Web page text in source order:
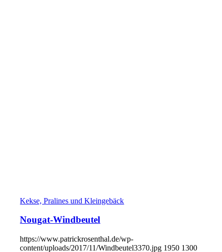
Kekse, Pralines und Kleingebäck
Nougat-Windbeutel
https://www.patrickrosenthal.de/wp-
content/uploads/2017/11/Windbeutel3370.jpg 1950 1300